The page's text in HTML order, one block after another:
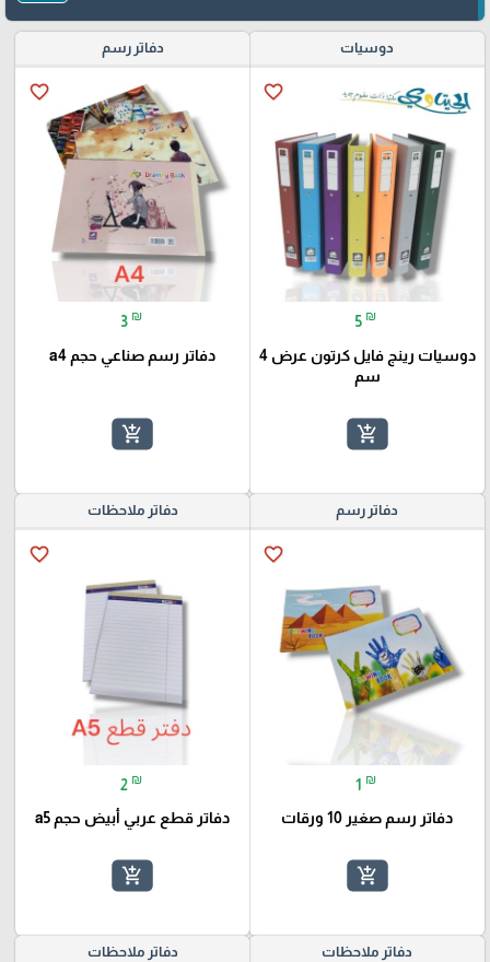
دوسيات
favorite_border
5 ₪
دوسيات رينج فايل كرتون عرض 4
سم
add_shopping_cart
دفاتر رسم
favorite_border
3 ₪
دفاتر رسم صناعي حجم a4
add_shopping_cart
دفاتر رسم
favorite_border
1 ₪
دفاتر رسم صغير 10 ورقات
add_shopping_cart
دفاتر ملاحظات
favorite_border
2 ₪
دفاتر قطع عربي أبيض حجم a5
add_shopping_cart
دفاتر ملاحظات دفاتر ملاحظات